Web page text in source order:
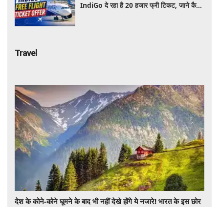
IndiGo दे रहा है 20 हजार फ्री टिकट, जाने कैसे
Travel
देश के कोने-कोने घूमने के बाद भी नहीं देखे होंगे ये नजारे! भारत के इस छोर